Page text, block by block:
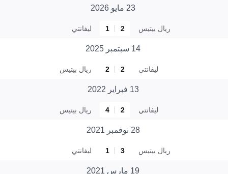
23 مايو 2026
ريال بيتيس 2
1 ليفانتي
14 سبتمبر 2025
ليفانتي 2
2 ريال بيتيس
13 فبراير 2022
ليفانتي 2
4 ريال بيتيس
28 نوفمبر 2021
ريال بيتيس 3
1 ليفانتي
19 مارس 2021